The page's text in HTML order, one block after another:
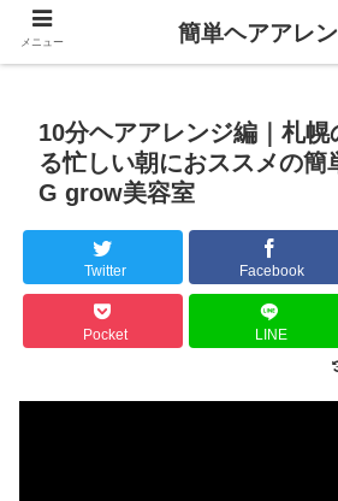
10分ヘアアレンジ編｜札幌
る忙しい朝におススメの簡
G grow美容室
Twitter Facebook
Pocket LINE
メニュー 簡単ヘアアレ